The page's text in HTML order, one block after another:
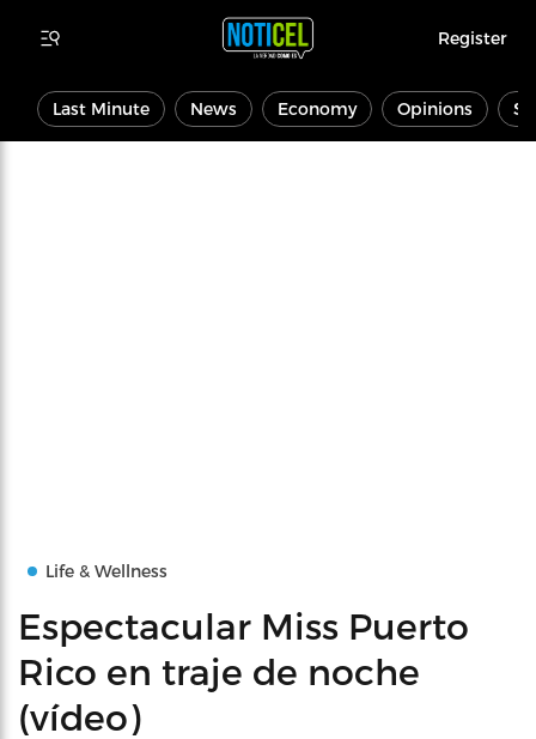
Register
Last Minute News Economy Opinions
Life & Wellness
Espectacular Miss Puerto
Rico en traje de noche
(vídeo)